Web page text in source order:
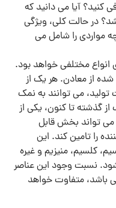
کنید؟ آیا می دانید که
در حالت کلی، ویژگی
را شامل می
انواع مختلفی خواهد بود.
از معادن. هر یک از
تولید، می توانند به نمک
گذشته تا کنون، یکی از
می تواند بخش قابل
را تامین کند. این
کلسیم، منیزیم و غیره
نسبت وجود این عناصر
باشد، متفاوت خواهد